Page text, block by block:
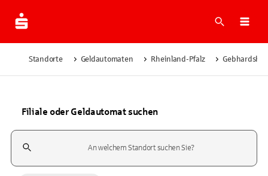
Suche
Standorte Geldautomaten Rheinland-Pfalz
Filiale oder Geldautomat suchen
Suchfeld